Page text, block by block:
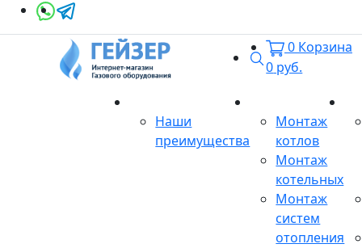
Поиск
0 Корзина
0 руб.
Наши
преимущества
Монтаж
котлов
Монтаж
котельных
Монтаж
систем
отопления